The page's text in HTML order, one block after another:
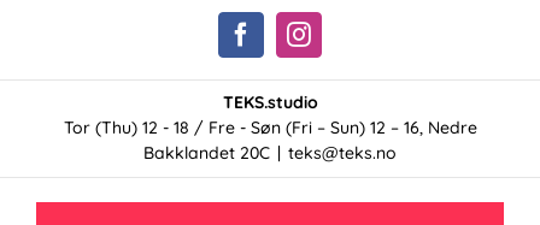
content
FacebookInstagram
TEKS.studio
Tor (Thu) 12 - 18 / Fre - Søn (Fri – Sun) 12 – 16, Nedre
Bakklandet 20C
teks@teks.no